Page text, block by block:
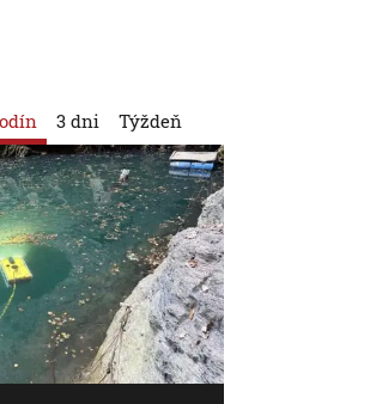
3 dni Týždeň